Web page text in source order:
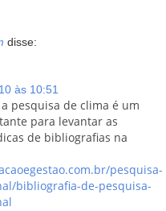
disse:
às 10:51
pesquisa de clima é um
para levantar as
de bibliografias na
pesquisa-
bibliografia-de-pesquisa-